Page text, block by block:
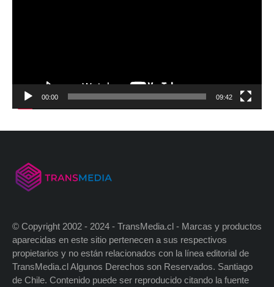
00:00 09:42
© Copyright 2002 - 2024 - TransMedia.cl - Marcas y productos
aparecidas en este sitio pertenecen a sus respectivos
propietarios y no están relacionados con la línea editorial de
TransMedia.cl Algunos Derechos son Reservados. Santiago
de Chile. Contenido puede ser reproducido citando la fuente